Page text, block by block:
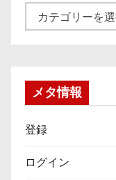
テ
メタ情報
登録
ログイン